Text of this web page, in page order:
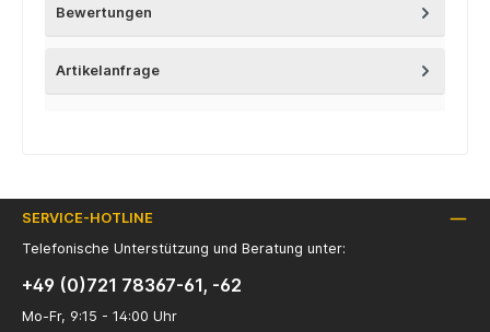
Bewertungen
Artikelanfrage
SERVICE-HOTLINE
Telefonische Unterstützung und Beratung unter:
+49 (0)721 78367-61, -62
Mo-Fr, 9:15 - 14:00 Uhr